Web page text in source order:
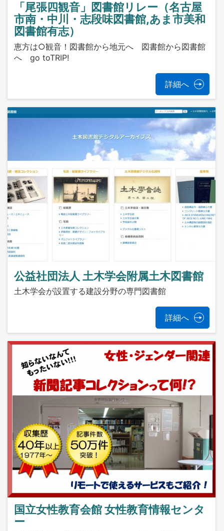
「尾張四観音」図書館リレー（名古屋
市南・中川・志段味図書館,あま市美和
図書館有志）
恵方は○観音！図書館から地元へ 図書館から図書館
へ go toTRIP!
詳細へ
公益社団法人 土木学会附属土木図書館
土木学会が設置する建設分野の専門図書館
詳細へ
国立女性教育会館 女性教育情報センタ
ー